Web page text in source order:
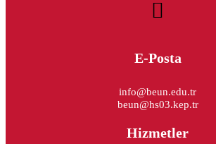
E-Posta
info@beun.edu.tr
beun@hs03.kep.tr
Hizmetler